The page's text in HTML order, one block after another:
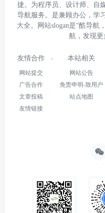
捷。为程序员、设计师、自
导航服务。是兼顾办公，学
大全。网站slogan是“酷导航
航，发现更
友情合作
网站提交
广告合作
文章投稿
友情链接
本站相关
网站公告
免责申明-致用户
站点地图